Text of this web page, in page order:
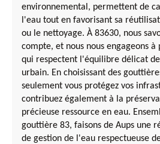
environnemental, permettent de
l'eau tout en favorisant sa
ou le nettoyage. À 83630, nous
compte, et nous nous engageons à
qui respectent l'équilibre délicat
urbain. En choisissant des
seulement vous protégez vos
contribuez également à la
précieuse ressource en eau.
gouttière 83, faisons de Aups une
de gestion de l'eau respectueuse